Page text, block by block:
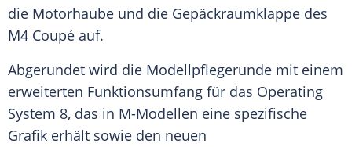
die Motorhaube und die Gepäckraumklappe des
M4 Coupé auf.
Abgerundet wird die Modellpflegerunde mit einem
erweiterten Funktionsumfang für das Operating
System 8, das in M-Modellen eine spezifische
Grafik erhält sowie den neuen